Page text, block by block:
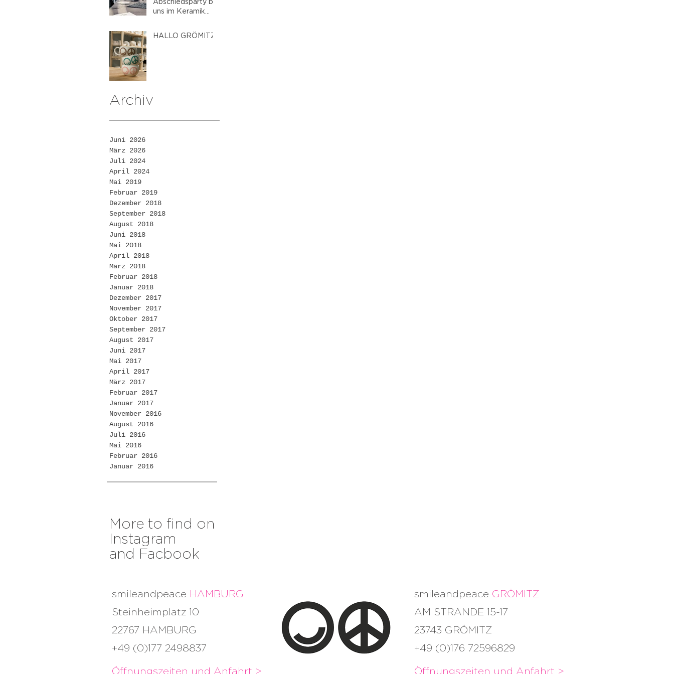
uns im Keramik
HALLO GRÖMITZ!
Archiv
Juni 2026
März 2026
Juli 2024
April 2024
Mai 2019
Februar 2019
Dezember 2018
September 2018
August 2018
Juni 2018
Mai 2018
April 2018
März 2018
Februar 2018
Januar 2018
Dezember 2017
November 2017
Oktober 2017
September 2017
August 2017
Juni 2017
Mai 2017
April 2017
März 2017
Februar 2017
Januar 2017
November 2016
August 2016
Juli 2016
Mai 2016
Februar 2016
Januar 2016
More to find on
Instagram
and Facbook
smileandpeace HAMBURG
Steinheimplatz 10
22767 HAMBURG
+49 (0)177 2498837
Öffnungszeiten und Anfahrt >
smileandpeace GRÖMITZ
AM STRANDE 15-17
23743 GRÖMITZ
+49 (0)176 72596829
Öffnungszeiten und Anfahrt >